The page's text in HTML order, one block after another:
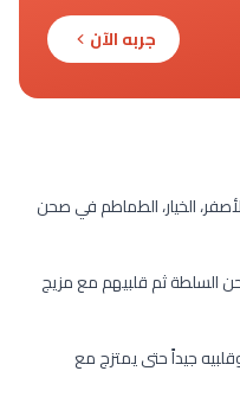
جربه الآن
الخيار، الطماطم في صحن
السلطة ثم قلبيهم مع مزيج
جيداً حتى يمتزج مع